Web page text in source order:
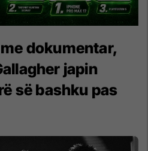
dokumentar,
japin
së bashku pas